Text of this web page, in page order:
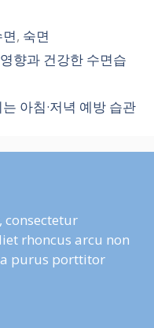
, 숙면
향과 건강한 수면습
아침·저녁 예방 습관
consectetur
rhoncus arcu non
purus porttitor